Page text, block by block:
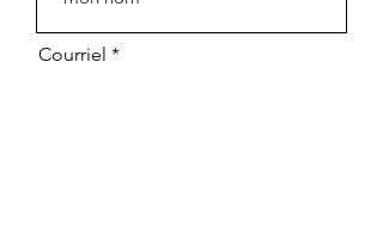
Courriel - Email
Courriel